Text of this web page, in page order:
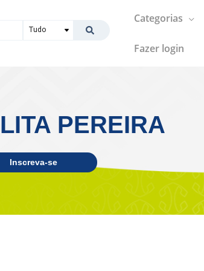
Categorias
Fazer login
PEREIRA
Inscreva-se